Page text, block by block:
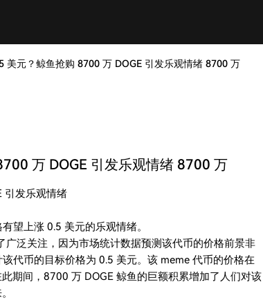
美元？鲸鱼抢购 8700 万 DOGE 引发乐观情绪 8700 万
万 DOGE 引发乐观情绪 8700 万
引发乐观情绪
望上涨 0.5 美元的乐观情绪。
泛关注，因为市场统计数据预测该代币的价格前景非
代币的目标价格为 0.5 美元。该 meme 代币的价格在
期间，8700 万 DOGE 鲸鱼的巨额积累增加了人们对该